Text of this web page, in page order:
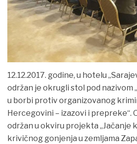
12.12.2017. godine, u hotelu
održan je okrugli stol pod nazivom
u borbi protiv organizovanog
Hercegovini – izazovi i prepreke“.
održan u okviru projekta „Jačanje
krivičnog gonjenja u zemljama